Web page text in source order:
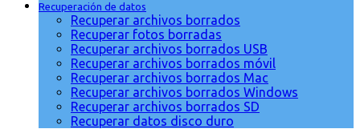
Recuperación de datos
Recuperar archivos borrados
Recuperar fotos borradas
Recuperar archivos borrados USB
Recuperar archivos borrados móvil
Recuperar archivos borrados Mac
Recuperar archivos borrados Windows
Recuperar archivos borrados SD
Recuperar datos disco duro